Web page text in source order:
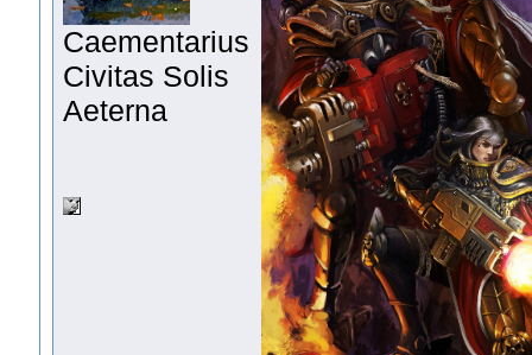
Сaementarius
Civitas Solis
Aeterna